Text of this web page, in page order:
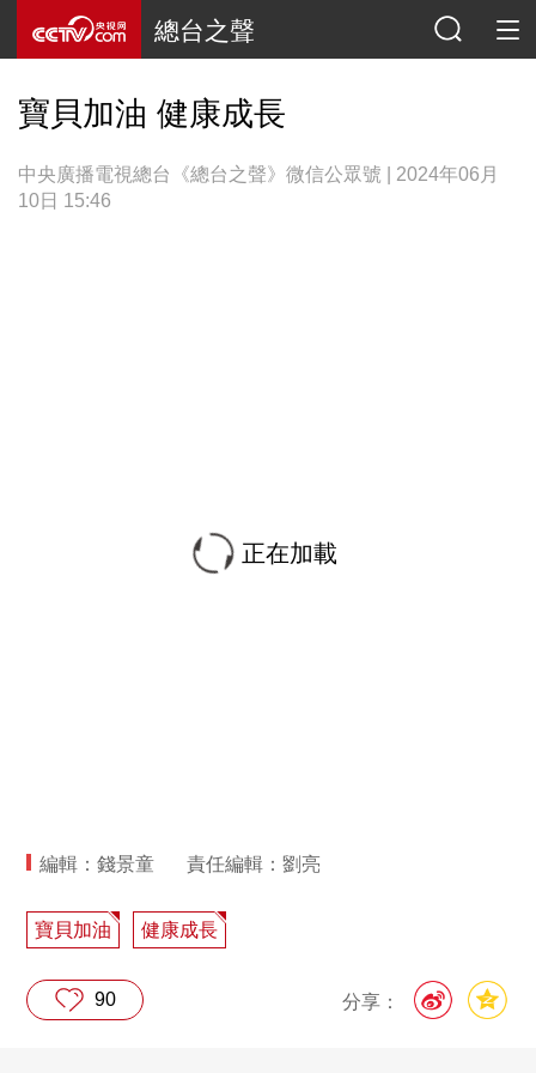
總台之聲
寶貝加油 健康成長
中央廣播電視總台《總台之聲》微信公眾號 | 2024年06月
10日 15:46
正在加載
編輯：錢景童 責任編輯：劉亮
寶貝加油 健康成長
分享：
90